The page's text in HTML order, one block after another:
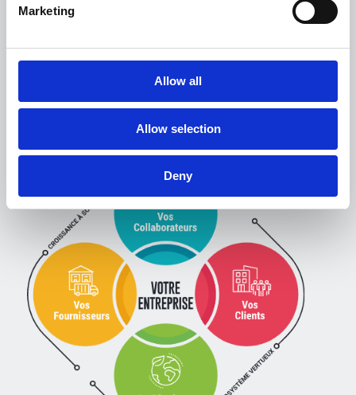
Marketing
Allow all
Allow selection
Deny
générer de nouvelles
opportunités
économique local